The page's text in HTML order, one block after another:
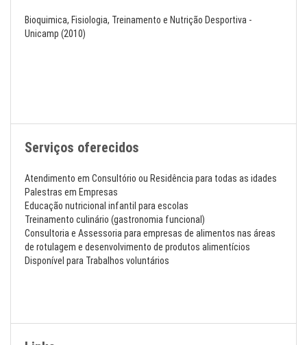
Bioquimica, Fisiologia, Treinamento e Nutrição Desportiva -
Unicamp (2010)
Serviços oferecidos
Atendimento em Consultório ou Residência para todas as idades
Palestras em Empresas
Educação nutricional infantil para escolas
Treinamento culinário (gastronomia funcional)
Consultoria e Assessoria para empresas de alimentos nas áreas
de rotulagem e desenvolvimento de produtos alimentícios
Disponível para Trabalhos voluntários